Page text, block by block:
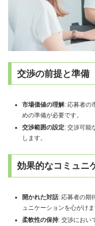
交渉の前提と準備
市場価値の理解: 応募者の
めの準備が必要です。
交渉範囲の設定: 交渉可能
します。
効果的なコミュニ
開かれた対話: 応募者の期
ュニケーションを心がけま
柔軟性の保持: 交渉におい